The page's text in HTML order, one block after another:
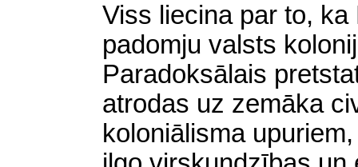
Viss liecina par to,
padomju valsts
Paradoksālais
atrodas uz zemāka
koloniālisma